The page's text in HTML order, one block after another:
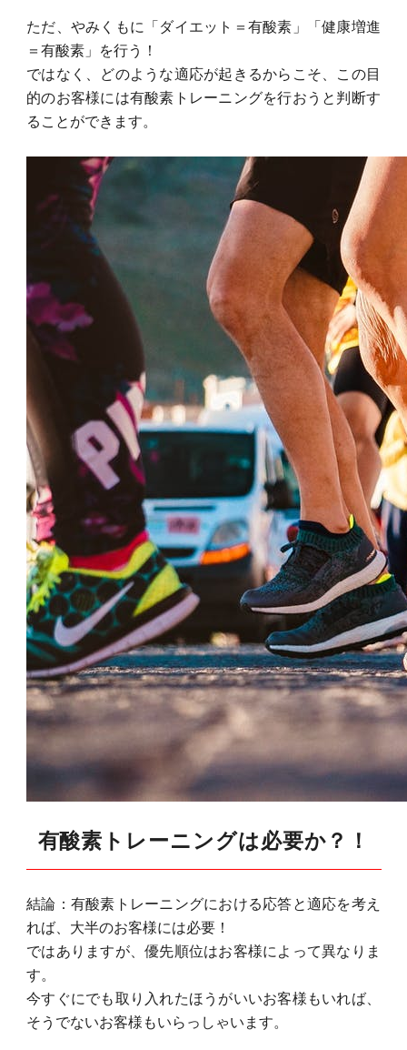
ただ、やみくもに「ダイエット＝有酸素」「健康増進
＝有酸素」を行う！
ではなく、どのような適応が起きるからこそ、この目
的のお客様には有酸素トレーニングを行おうと判断す
ることができます。
有酸素トレーニングは必要か？！
結論：有酸素トレーニングにおける応答と適応を考え
れば、大半のお客様には必要！
ではありますが、優先順位はお客様によって異なりま
す。
今すぐにでも取り入れたほうがいいお客様もいれば、
そうでないお客様もいらっしゃいます。